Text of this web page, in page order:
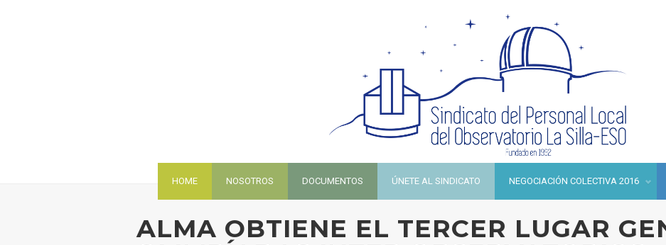
HOME NOSOTROS DOCUMENTOS ÚNETE AL SINDICATO NEGOCIACIÓN COLECTIVA 2016
ALMA OBTIENE EL TERCER LUGAR